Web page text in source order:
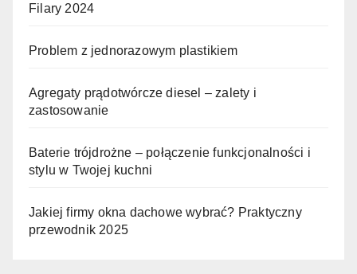
Filary 2024
Problem z jednorazowym plastikiem
Agregaty prądotwórcze diesel – zalety i
zastosowanie
Baterie trójdrożne – połączenie funkcjonalności i
stylu w Twojej kuchni
Jakiej firmy okna dachowe wybrać? Praktyczny
przewodnik 2025